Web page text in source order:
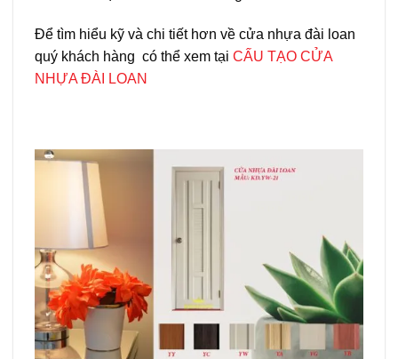
Để tìm hiểu kỹ và chi tiết hơn về cửa nhựa đài loan
quý khách hàng có thể xem tại CẤU TẠO CỬA
NHỰA ĐÀI LOAN